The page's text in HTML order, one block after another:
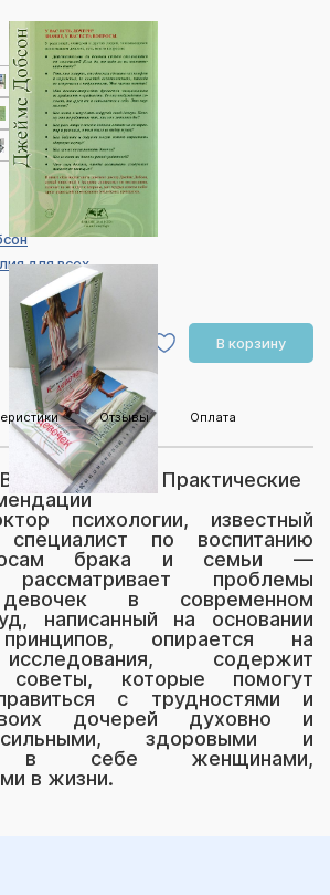
для всех
В корзину
Отзывы Оплата
ДЕВОЧЕК. Практические
психологии, известный
специалист по воспитанию
брака и семьи —
рассматривает проблемы
девочек в современном
написанный на основании
опирается на
содержит
советы, которые помогут
с трудностями и
дочерей духовно и
здоровыми и
в себе женщинами,
в жизни.